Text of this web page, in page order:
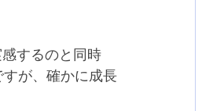
するのと同時
が、確かに成長